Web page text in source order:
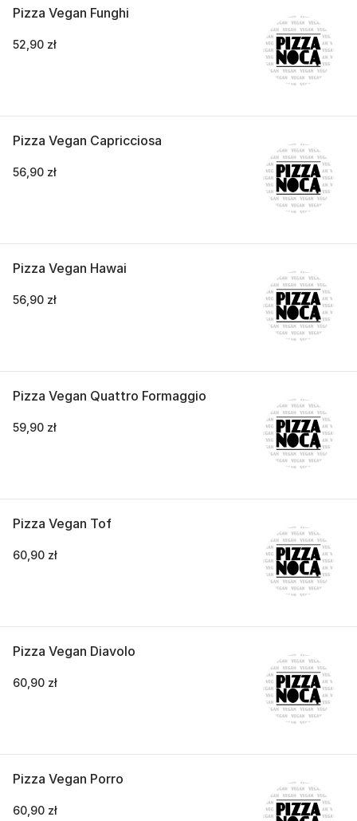
Pizza Vegan Funghi
52,90 zł
Pizza Vegan Capricciosa
56,90 zł
Pizza Vegan Hawai
56,90 zł
Pizza Vegan Quattro Formaggio
59,90 zł
Pizza Vegan Tof
60,90 zł
Pizza Vegan Diavolo
60,90 zł
Pizza Vegan Porro
60,90 zł